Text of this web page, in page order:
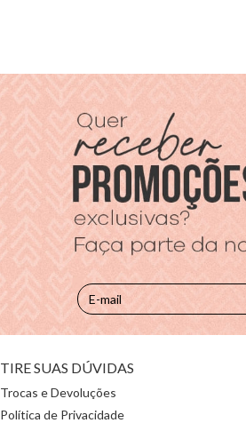
TIRE SUAS DÚVIDAS
Trocas e Devoluções
Política de Privacidade